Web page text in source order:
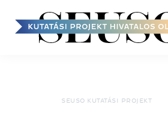
Fő
navigáció
SEUSO KUTATÁSI PROJEKT